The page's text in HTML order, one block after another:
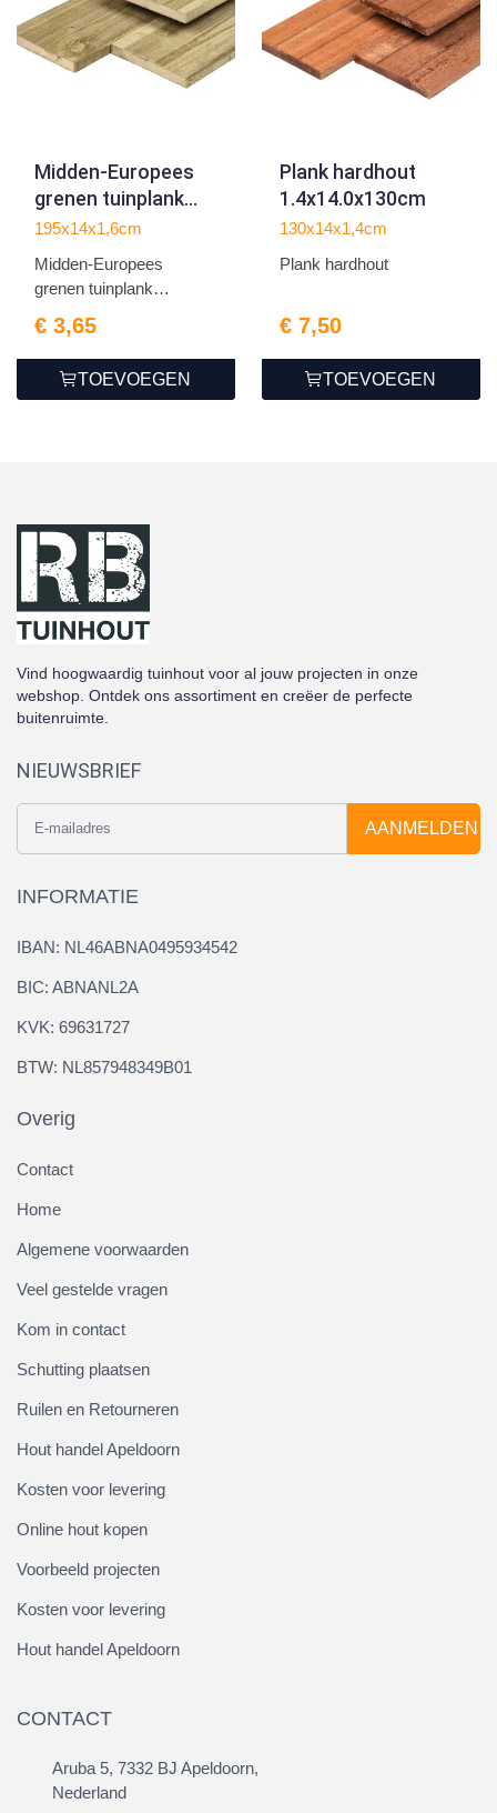
Midden-Europees
grenen tuinplank
gedroogd, groen
geschaafd 4rh 1,6 x
14,0 x 195 cm
195x14x1,6cm
Midden-Europees
grenen tuinplank
€ 3,65
TOEVOEGEN
Plank hardhout
1.4x14.0x130cm
130x14x1,4cm
Plank hardhout
€ 7,50
TOEVOEGEN
Vind hoogwaardig tuinhout voor al jouw projecten in onze
webshop. Ontdek ons assortiment en creëer de perfecte
buitenruimte.
NIEUWSBRIEF
AANMELDEN
INFORMATIE
IBAN: NL46ABNA0495934542
BIC: ABNANL2A
KVK: 69631727
BTW: NL857948349B01
Overig
Contact
Home
Algemene voorwaarden
Veel gestelde vragen
Kom in contact
Schutting plaatsen
Ruilen en Retourneren
Hout handel Apeldoorn
Kosten voor levering
Online hout kopen
Voorbeeld projecten
Kosten voor levering
Hout handel Apeldoorn
CONTACT
Aruba 5, 7332 BJ Apeldoorn,
Nederland